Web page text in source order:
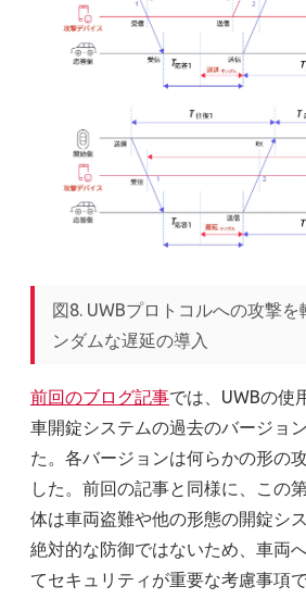
図8. UWBプロトコルへの攻撃を
ンダムな遅延の導入
前回のブログ記事では、UWBの使
車開錠システムの過去のバージョ
た。各バージョンは何らかの形の
した。前回の記事と同様に、この
体は車両盗難や他の形態の開錠シ
絶対的な防御ではないため、車両
てセキュリティが重要な考慮事項